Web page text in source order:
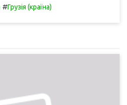
#Грузія (країна)